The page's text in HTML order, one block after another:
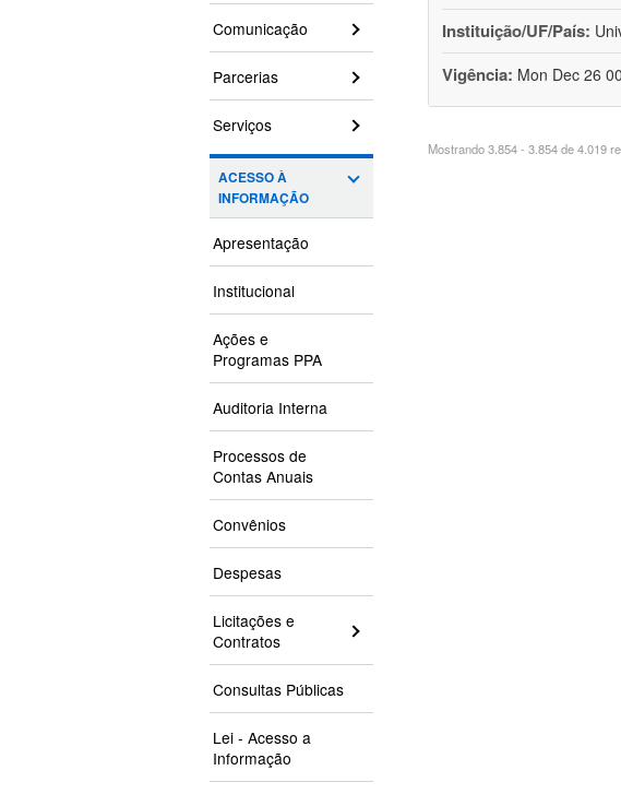
Comunicação
Parcerias
Serviços
ACESSO À
INFORMAÇÃO
Apresentação
Institucional
Ações e
Programas PPA
Auditoria Interna
Processos de
Contas Anuais
Convênios
Despesas
Licitações e
Contratos
Consultas Públicas
Lei - Acesso a
Informação
Instituição/UF/País:
Vigência: Mon Dec 26
Mostrando 3.854 - 3.854 de 4.019